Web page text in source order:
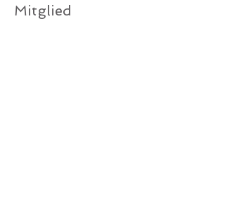
Mitglied